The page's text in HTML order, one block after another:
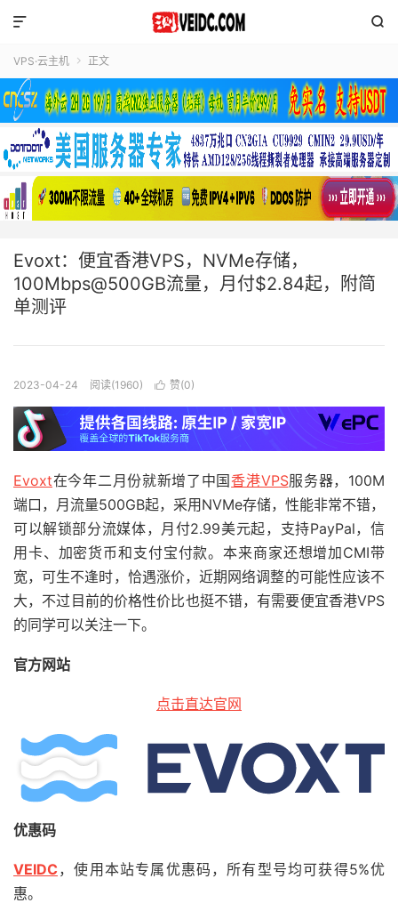


VPS·云主机  正文
Evoxt：便宜香港VPS，NVMe存储，
100Mbps@500GB流量，月付$2.84起，附简
单测评
2023-04-24 阅读(1960)  赞(0)
Evoxt在今年二月份就新增了中国香港VPS服务器，100M
端口，月流量500GB起，采用NVMe存储，性能非常不错，
可以解锁部分流媒体，月付2.99美元起，支持PayPal，信
用卡、加密货币和支付宝付款。本来商家还想增加CMI带
宽，可生不逢时，恰遇涨价，近期网络调整的可能性应该不
大，不过目前的价格性价比也挺不错，有需要便宜香港VPS
的同学可以关注一下。
官方网站
点击直达官网
优惠码
VEIDC ，使用本站专属优惠码，所有型号均可获得5%优
惠。